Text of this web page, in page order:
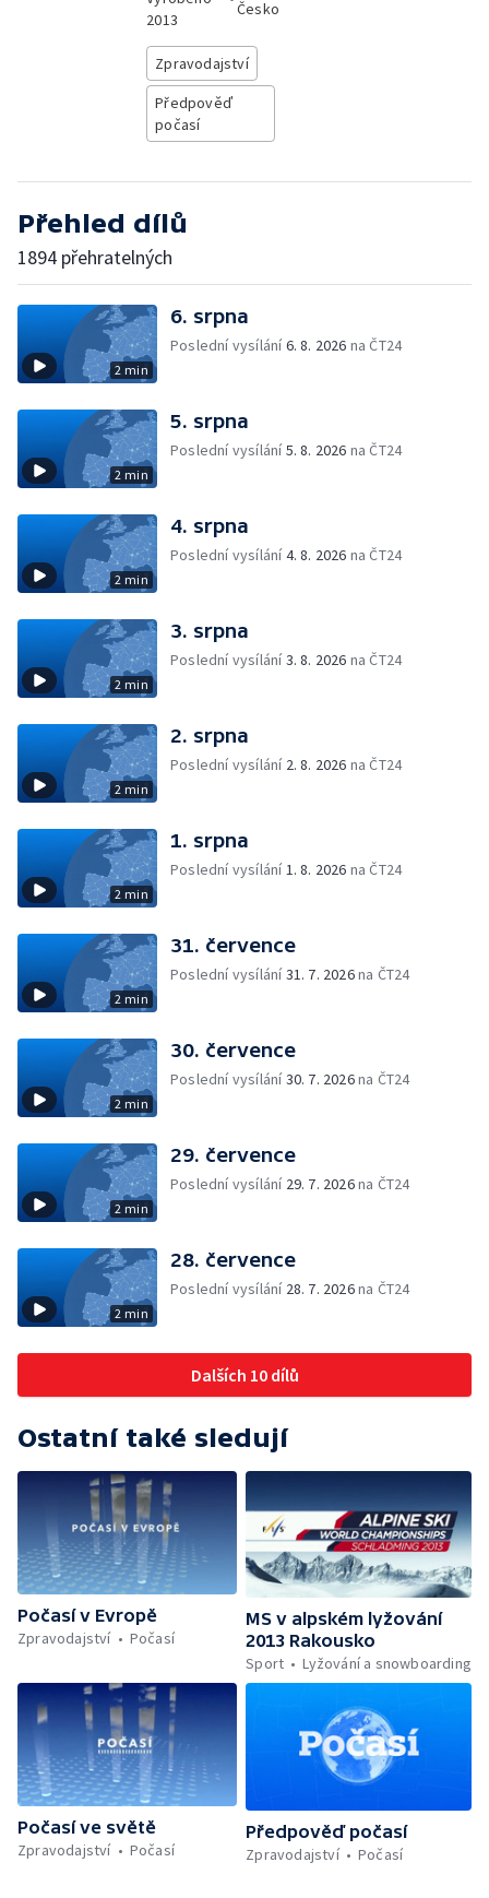
2013
Česko
Zpravodajství
Předpověď
počasí
Přehled dílů
1894 přehratelných
2 min
6. srpna
Poslední vysílání6. 8. 2026 na ČT24
2 min
5. srpna
Poslední vysílání5. 8. 2026 na ČT24
2 min
4. srpna
Poslední vysílání4. 8. 2026 na ČT24
2 min
3. srpna
Poslední vysílání3. 8. 2026 na ČT24
2 min
2. srpna
Poslední vysílání 2. 8. 2026 na ČT24
2 min
1. srpna
Poslední vysílání1. 8. 2026 na ČT24
2 min
31. července
Poslední vysílání31. 7. 2026na ČT24
2 min
30. července
Poslední vysílání30. 7. 2026na ČT24
2 min
29. července
Poslední vysílání 29. 7. 2026na ČT24
2 min
28. července
Poslední vysílání 28. 7. 2026na ČT24
Dalších 10 dílů
Ostatní také sledují
Počasí v Evropě
Zpravodajství
Počasí
MS v alpském lyžování
2013 Rakousko
Sport
Lyžování a snowboarding
Počasí ve světě
Zpravodajství
Počasí
Předpověď počasí
Zpravodajství
Počasí